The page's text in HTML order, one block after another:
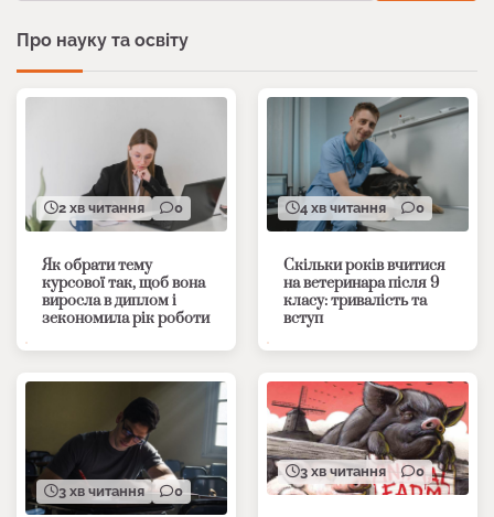
Про науку та освіту
2 хв читання 0
Як обрати тему
курсової так, щоб вона
виросла в диплом і
зекономила рік роботи
4 хв читання 0
Скільки років вчитися
на ветеринара після 9
класу: тривалість та
вступ
3 хв читання 0
3 хв читання 0